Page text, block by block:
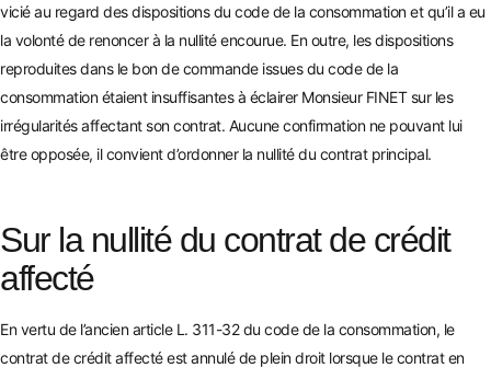
vicié au regard des dispositionsdu code de la consommation et qu’il a eu
la volonté de renoncer à la nullité encourue. En outre, les dispositions
reproduites dans le bon de commande issues du code de la
consommation étaient insuffisantes à éclairer Monsieur FINET sur les
irrégularités affectant son contrat. Aucune confirmation ne pouvant lui
être opposée, il convient d’ordonner la nullité du contrat principal.
Sur la nullité du contrat de crédit
affecté
En vertu de l’ancien article L. 311-32 du code de la consommation, le
contrat de crédit affecté est annulé de plein droit lorsque le contrat en